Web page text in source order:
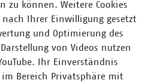
fordern die Verbände
und Rechtssicherheit –…
zu können. Weitere Cookies
Ihrer Einwilligung gesetzt
und Optimierung des
von Videos nutzen
Ihr Einverständnis
im Bereich Privatsphäre mit